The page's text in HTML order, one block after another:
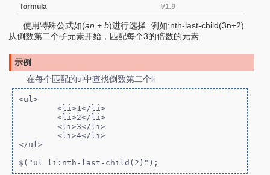
formula V1.9
使用特殊公式如(an + b)进行选择. 例如:nth-last-child(3n+2)
从倒数第二个子元素开始，匹配每个3的倍数的元素
示例
在每个匹配的ul中查找倒数第二个li
<ul>
</ul>
$("ul li:nth-last-child(2)");